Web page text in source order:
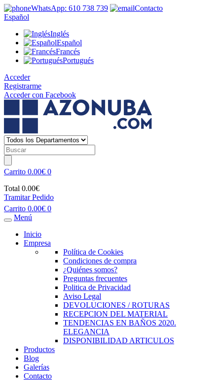
WhatsApp: 610 738 739
Contacto
Español
Inglés
Español
Francés
Portugués
Acceder
Registrarme
Acceder con Facebook
Carrito 0.00€ 0
Total 0.00€
Tramitar Pedido
Carrito 0.00€ 0
Menú
Inicio
Empresa
Política de Cookies
Condiciones de compra
¿Quiénes somos?
Preguntas frecuentes
Politica de Privacidad
Aviso Legal
DEVOLUCIONES / ROTURAS
RECEPCION DEL MATERIAL
TENDENCIAS EN BAÑOS 2020.
ELEGANCIA
DISPONIBILIDAD ARTICULOS
Productos
Blog
Galerías
Contacto